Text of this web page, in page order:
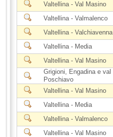
Valtellina - Val Masino
Valtellina - Valmalenco
Valtellina - Valchiavenna
Valtellina - Media
Valtellina - Val Masino
Grigioni, Engadina e val
Poschiavo
Valtellina - Val Masino
Valtellina - Media
Valtellina - Valmalenco
Valtellina - Val Masino